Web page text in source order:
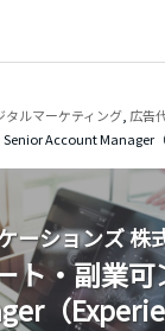
タルマーケティング 広告
Account Manager
ーションズ 株
ト・副業
（